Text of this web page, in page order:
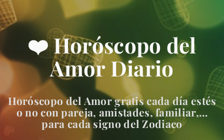
❤️ Horóscopo del
Amor Diario
Horóscopo del Amor gratis cada día estés
o no con pareja, amistades, familiar,…
para cada signo del Zodiaco